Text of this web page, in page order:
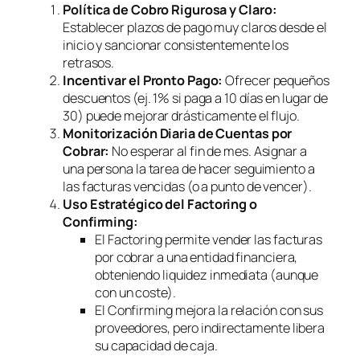
Política de Cobro Rigurosa y Claro:
Establecer plazos de pago muy claros desde el
inicio y sancionar consistentemente los
retrasos.
Incentivar el Pronto Pago: Ofrecer pequeños
descuentos (ej. 1% si paga a 10 días en lugar de
30) puede mejorar drásticamente el flujo.
Monitorización Diaria de Cuentas por
Cobrar: No esperar al fin de mes. Asignar a
una persona la tarea de hacer seguimiento a
las facturas vencidas (o a punto de vencer).
Uso Estratégico del Factoringo
Confirming:
El Factoringpermite vender las facturas
por cobrar a una entidad financiera,
obteniendo liquidez inmediata (aunque
con un coste).
ElConfirmingmejora la relación con sus
proveedores, pero indirectamente libera
su capacidad de caja.